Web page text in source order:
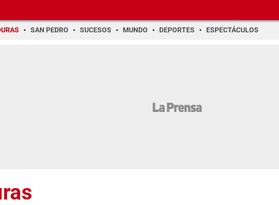
SAN PEDRO SUCESOS MUNDO DEPORTES ESPECTÁCULOS